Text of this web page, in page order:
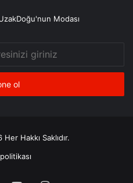
Modası
Hakkı Saklıdır.